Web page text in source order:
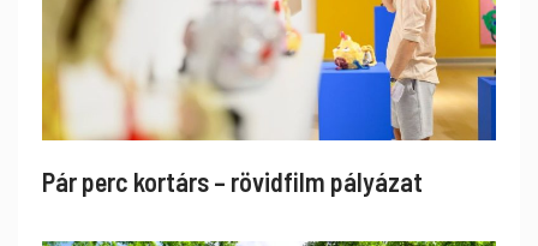
Pár perc kortárs – rövidfilm pályázat